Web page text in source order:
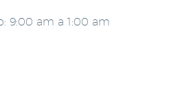
9:00 am a 1:00 am